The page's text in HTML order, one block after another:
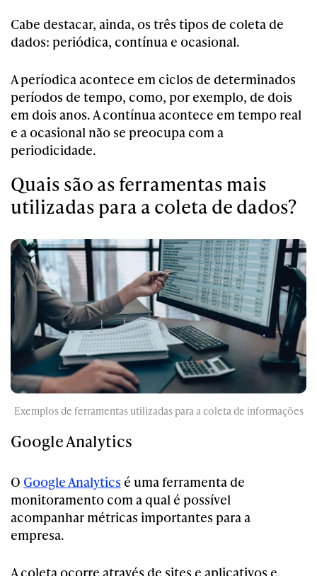
Cabe destacar, ainda, os três tipos de coleta de
dados: periódica, contínua e ocasional.
A períodica acontece em ciclos de determinados
períodos de tempo, como, por exemplo, de dois
em dois anos. A contínua acontece em tempo real
e a ocasional não se preocupa com a
periodicidade.
Quais são as ferramentas mais
utilizadas para a coleta de dados?
Exemplos de ferramentas utilizadas para a coleta de informações
Google Analytics
O Google Analytics é uma ferramenta de
monitoramento com a qual é possível
acompanhar métricas importantes para a
empresa.
A coleta ocorre através de sites e aplicativos e,